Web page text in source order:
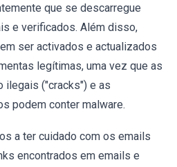
que se descarregue
e verificados. Além disso,
ser activados e actualizados
legítimas, uma vez que as
ilegais ("cracks") e as
podem conter malware.
a ter cuidado com os emails
encontrados em emails e